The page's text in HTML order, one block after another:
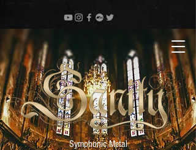
Symphonic Metal